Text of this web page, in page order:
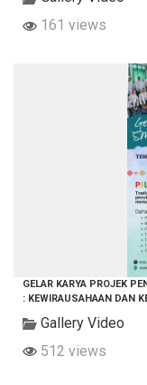
161 views
GELAR KARYA PROJEK
: KEWIRAUSAHAAN DAN
Gallery Video
512 views